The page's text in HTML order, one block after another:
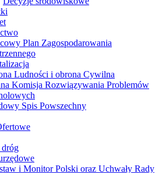
Plan Zagospodarowania
Ludności i obrona Cywilna
Komisja Rozwiązywania Problemów
Spis Powszechny
i Monitor Polski oraz Uchwały Rady